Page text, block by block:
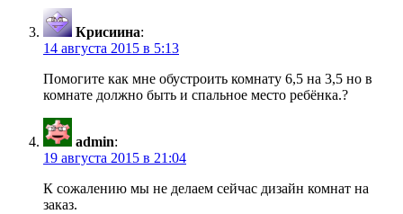
Крисиина:
14 августа 2015 в 5:13
Помогите как мне обустроить комнату 6,5 на 3,5 но в
комнате должно быть и спальное место ребёнка.?
admin:
19 августа 2015 в 21:04
К сожалению мы не делаем сейчас дизайн комнат на
заказ.